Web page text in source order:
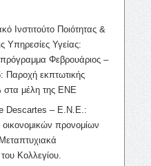
Ινστιτούτο Ποιότητας &
Υπηρεσίες Υγείας:
πρόγραμμα Φεβρουάριος –
Παροχή εκπτωτικής
στα μέλη της ΕΝΕ
Descartes – Ε.Ν.Ε.:
οικονομικών προνομίων
Κολλεγίου.